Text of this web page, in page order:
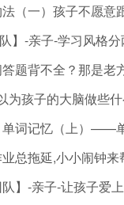
（一）孩子不愿意
】-亲子-学习风格
题背不全？那是老
为孩子的大脑做些
单词记忆（上）——
总拖延,小小闹钟
】-亲子-让孩子爱